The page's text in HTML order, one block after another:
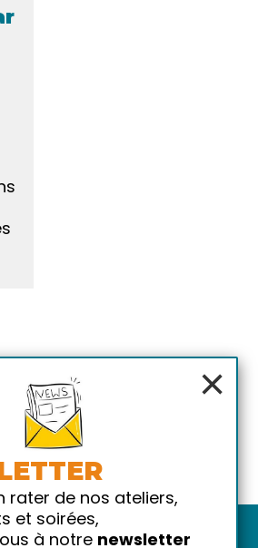
×
rater de nos ateliers,
et soirées,
à notre newsletter